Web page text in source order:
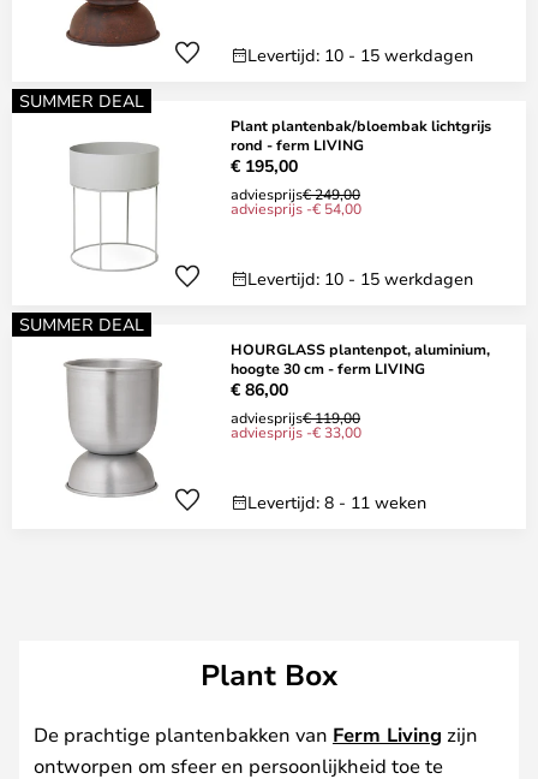
Levertijd: 10 - 15 werkdagen
SUMMER DEAL
Plant plantenbak/bloembak lichtgrijs
rond - ferm LIVING
€ 195,00
adviesprijs€ 249,00
adviesprijs -€ 54,00
Levertijd: 10 - 15 werkdagen
SUMMER DEAL
HOURGLASS plantenpot, aluminium,
hoogte 30 cm - ferm LIVING
€ 86,00
adviesprijs€ 119,00
adviesprijs -€ 33,00
Levertijd: 8 - 11 weken
Plant Box
De prachtige plantenbakken van Ferm Living zijn
ontworpen om sfeer en persoonlijkheid toe te